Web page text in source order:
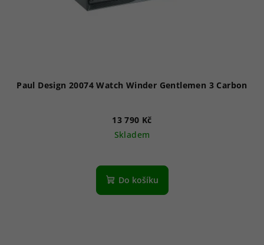
Paul Design 20074 Watch Winder Gentlemen 3 Carbon
13 790 Kč
Skladem
Do košíku